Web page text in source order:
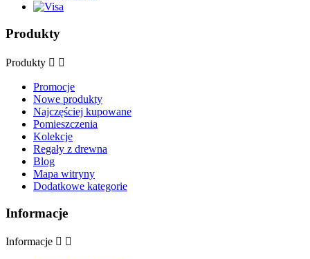
Produkty
Produkty  
Promocje
Nowe produkty
Najczęściej kupowane
Pomieszczenia
Kolekcje
Regały z drewna
Blog
Mapa witryny
Dodatkowe kategorie
Informacje
Informacje  